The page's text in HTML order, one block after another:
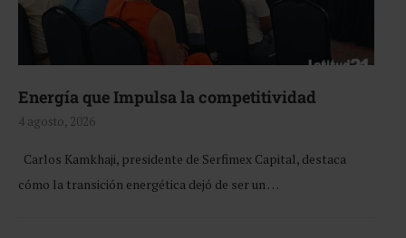
Energía que Impulsa la competitividad
4 agosto, 2026
Carlos Kamkhaji, presidente de Serfimex Capital, destaca
cómo la transición energética dejó de ser un …